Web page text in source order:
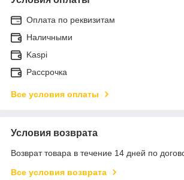
Оплата по реквизитам
Наличными
Kaspi
Рассрочка
Все условия оплаты
Условия возврата
Возврат товара в течение 14 дней по
Все условия возврата